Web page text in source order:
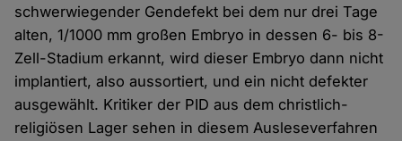
schwerwiegender Gendefekt bei dem nur drei Tage
alten, 1/1000 mm großen Embryo in dessen 6- bis 8-
Zell-Stadium erkannt, wird dieser Embryo dann nicht
implantiert, also aussortiert, und ein nicht defekter
ausgewählt. Kritiker der PID aus dem christlich-
religiösen Lager sehen in diesem Ausleseverfahren